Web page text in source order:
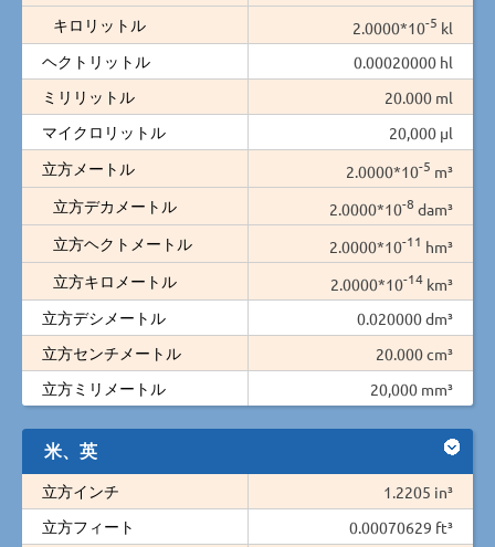
キロリットル
2.0000*10-5 kl
ヘクトリットル
0.00020000 hl
ミリリットル
20.000 ml
マイクロリットル
20,000 µl
立方メートル
2.0000*10-5 m³
立方デカメートル
2.0000*10-8 dam³
立方ヘクトメートル
2.0000*10-11 hm³
立方キロメートル
2.0000*10-14 km³
立方デシメートル
0.020000 dm³
立方センチメートル
20.000 cm³
立方ミリメートル
20,000 mm³
米、英
立方インチ
1.2205 in³
立方フィート
0.00070629 ft³